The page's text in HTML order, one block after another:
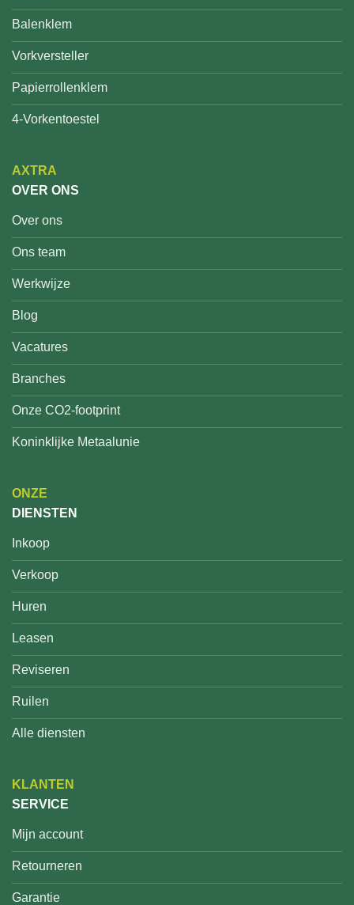
Balenklem
Vorkversteller
Papierrollenklem
4-Vorkentoestel
AXTRA
OVER ONS
Over ons
Ons team
Werkwijze
Blog
Vacatures
Branches
Onze CO2-footprint
Koninklijke Metaalunie
ONZE
DIENSTEN
Inkoop
Verkoop
Huren
Leasen
Reviseren
Ruilen
Alle diensten
KLANTEN
SERVICE
Mijn account
Retourneren
Garantie